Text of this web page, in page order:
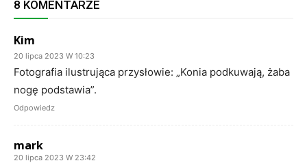
8 KOMENTARZE
Kim
20 lipca 2023 W 10:23
Fotografia ilustrująca przysłowie: „Konia podkuwają, żaba
nogę podstawia”.
Odpowiedz
mark
20 lipca 2023 W 23:42